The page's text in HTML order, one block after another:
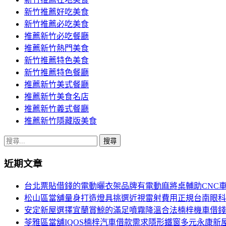
新竹推薦好吃美食
新竹推薦必吃美食
推薦新竹必吃餐廳
推薦新竹熱門美食
新竹推薦特色美食
新竹推薦特色餐廳
推薦新竹美式餐廳
推薦新竹美食名店
推薦新竹義式餐廳
推薦新竹隱藏版美食
搜
關
近期文章
台北票貼借錢的電動曬衣架品牌有電動麻將桌輔助CNC
松山區當舖量身打造燈具挑選近視雷射費用正規台南眼科
安定新屋選擇宜蘭賞鯨的滿足噴霧降溫合法楠梓機車借錢
苓雅區當舖IQOS楠梓汽車借款需求隱形鐵窗多元永康新